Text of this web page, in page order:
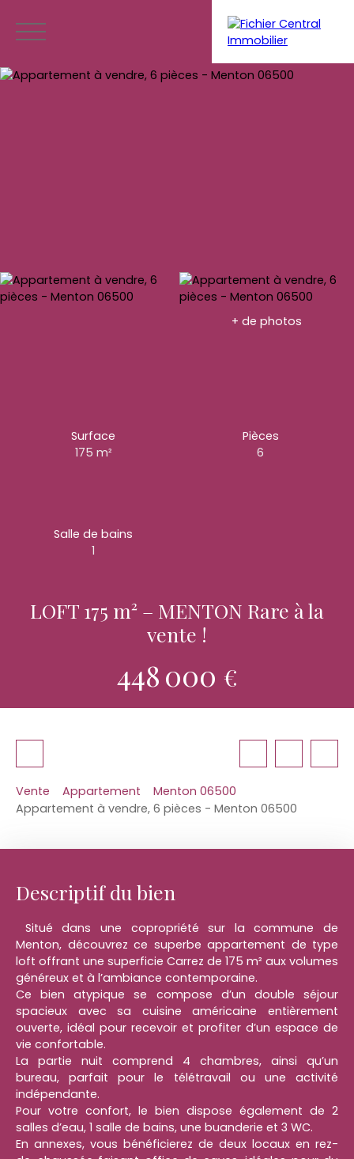
Estimation Accès propriétaire
+ de photos
Surface
175 m²
Pièces
6
Salle de bains
1
LOFT 175 m² – MENTON Rare à la
vente !
448 000 €
Vente Appartement
Menton 06500
Appartement à vendre, 6 pièces - Menton 06500
Descriptif du bien
Situé dans une copropriété sur la commune de
Menton, découvrez ce superbe appartement de type
loft offrant une superficie Carrez de 175 m² aux volumes
généreux et à l’ambiance contemporaine.
Ce bien atypique se compose d’un double séjour
spacieux avec sa cuisine américaine entièrement
ouverte, idéal pour recevoir et profiter d’un espace de
vie confortable.
La partie nuit comprend 4 chambres, ainsi qu’un
bureau, parfait pour le télétravail ou une activité
indépendante.
Pour votre confort, le bien dispose également de 2
salles d’eau, 1 salle de bains, une buanderie et 3 WC.
En annexes, vous bénéficierez de deux locaux en rez-